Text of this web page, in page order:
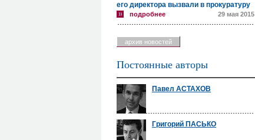
его директора вызвали в прокуратуру
подробнее 29 мая 2015
архив новостей
Постоянные авторы
Павел АСТАХОВ
Григорий ПАСЬКО